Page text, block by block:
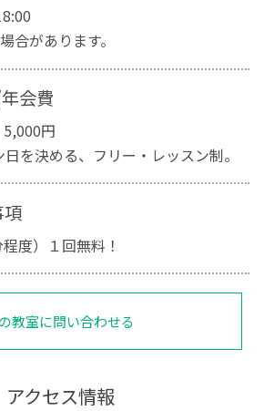
合があります。
会費
円
を決める、フリー・レッスン制。
項
度）１回無料！
教室に問い合わせる
アクセス情報